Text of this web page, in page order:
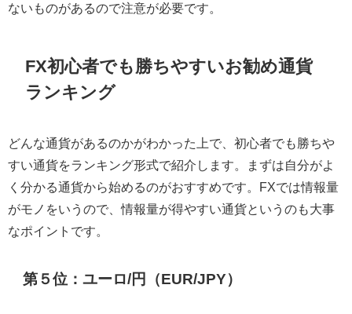
ないものがあるので注意が必要です。
FX初心者でも勝ちやすいお勧め通貨
ランキング
どんな通貨があるのかがわかった上で、初心者でも勝ちや
すい通貨をランキング形式で紹介します。まずは自分がよ
く分かる通貨から始めるのがおすすめです。FXでは情報量
がモノをいうので、情報量が得やすい通貨というのも大事
なポイントです。
第５位：ユーロ/円（EUR/JPY）